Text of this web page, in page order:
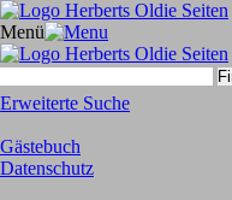
Menü
Erweiterte Suche
Gästebuch
Datenschutz